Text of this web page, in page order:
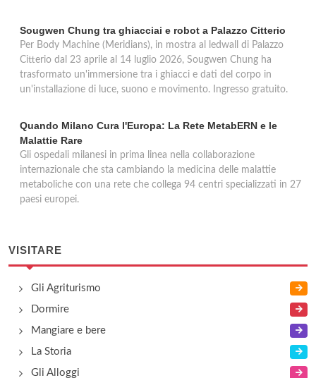
Sougwen Chung tra ghiacciai e robot a Palazzo Citterio
Per Body Machine (Meridians), in mostra al ledwall di Palazzo
Citterio dal 23 aprile al 14 luglio 2026, Sougwen Chung ha
trasformato un'immersione tra i ghiacci e dati del corpo in
un'installazione di luce, suono e movimento. Ingresso gratuito.
Quando Milano Cura l'Europa: La Rete MetabERN e le
Malattie Rare
Gli ospedali milanesi in prima linea nella collaborazione
internazionale che sta cambiando la medicina delle malattie
metaboliche con una rete che collega 94 centri specializzati in 27
paesi europei.
VISITARE
Gli Agriturismo
Dormire
Mangiare e bere
La Storia
Gli Alloggi